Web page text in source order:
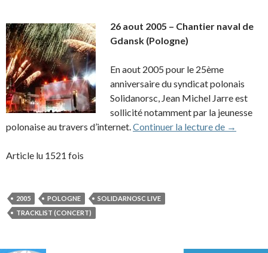
26 aout 2005 – Chantier naval de
Gdansk (Pologne)
En aout 2005 pour le 25ème
anniversaire du syndicat polonais
Solidanorsc, Jean Michel Jarre est
sollicité notamment par la jeunesse
polonaise au travers d’internet.Continuer la lecture de 2005 –
→
Article lu 1521 fois
2005 POLOGNE
SOLIDARNOSC LIVE
TRACKLIST (CONCERT)